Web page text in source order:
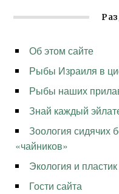
Об этом сайте
Рыбы Израиля в
Рыбы наших
Знай каждый
Зоология сидячих
«чайников»
Экология и пластик
Гости сайта